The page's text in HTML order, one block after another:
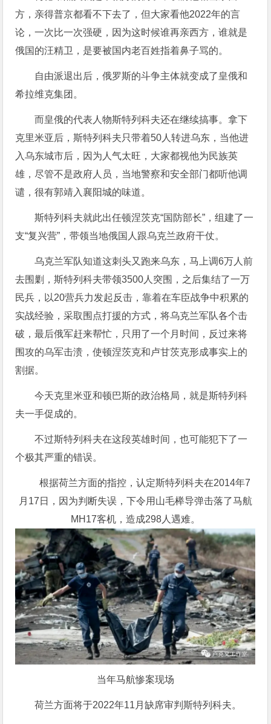
方，亲得普京都看不下去了，但大家看他2022年的言
论，一次比一次强硬，因为这时候谁再亲西方，谁就是
俄国的汪精卫，是要被国内老百姓指着鼻子骂的。
自由派退出后，俄罗斯的斗争主体就变成了皇俄和
希拉维克集团。
而皇俄的代表人物斯特列科夫还在继续搞事。拿下
克里米亚后，斯特列科夫只带着50人转进乌东，当他进
入乌东城市后，因为人气太旺，大家都视他为民族英
雄，尽管不是政府人员，当地警察和安全部门都听他调
谴，很有郭靖入襄阳城的味道。
斯特列科夫就此出任顿涅茨克“国防部长”，组建了一
支“复兴营”，带领当地俄国人跟乌克兰政府干仗。
乌克兰军队知道这刺头又跑来乌东，马上调6万人前
去围剿，斯特列科夫带领3500人突围，之后集结了一万
民兵，以20营兵力发起反击，靠着在车臣战争中积累的
实战经验，采取围点打援的方式，将乌克兰军队各个击
破，最后俄军赶来帮忙，只用了一个月时间，反过来将
围攻的乌军击溃，使顿涅茨克和卢甘茨克形成事实上的
割据。
今天克里米亚和顿巴斯的政治格局，就是斯特列科
夫一手促成的。
不过斯特列科夫在这段英雄时间，也可能犯下了一
个极其严重的错误。
根据荷兰方面的指控，认定斯特列科夫在2014年7
月17日，因为判断失误，下令用山毛榉导弹击落了马航
MH17客机，造成298人遇难。
当年马航惨案现场
荷兰方面将于2022年11月缺席审判斯特列科夫。